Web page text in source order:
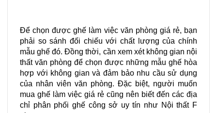
Để chọn được ghế làm việc văn phòng giá rẻ, bạn
phải so sánh đối chiếu với chất lượng của chính
mẫu ghế đó. Đồng thời, cần xem xét không gian nội
thất văn phòng để chọn được những mẫu ghế hòa
hợp với không gian và đảm bảo nhu cầu sử dụng
của nhân viên văn phòng. Đặc biệt, người muốn
mua ghế làm việc giá rẻ cũng nên biết đến các địa
chỉ phân phối ghế công sở uy tín như Nội thất F